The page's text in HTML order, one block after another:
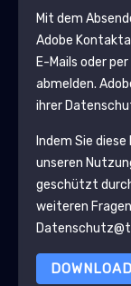
Mit dem
Adobe
E-Mails oder
abmelden.
ihrer
Indem Sie
unseren
geschützt
weiteren
DOWNLOAD